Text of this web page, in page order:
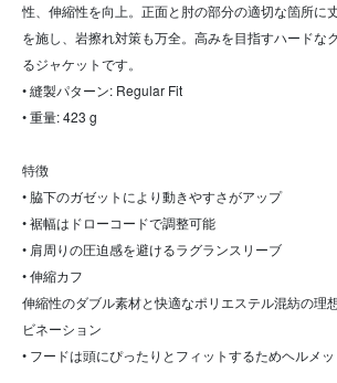
性、伸縮性を向上。正面と肘の部分の適切な箇所に
を施し、岩擦れ対策も万全。高みを目指すハードな
るジャケットです。
• 縫製パターン: Regular Fit
• 重量: 423 g
特徴
• 脇下のガゼットにより動きやすさがアップ
• 裾幅はドローコードで調整可能
• 肩周りの圧迫感を避けるラグランスリーブ
• 伸縮カフ
伸縮性のダブル素材と快適なポリエステル混紡の理
ビネーション
• フードは頭にぴったりとフィットするためヘルメ